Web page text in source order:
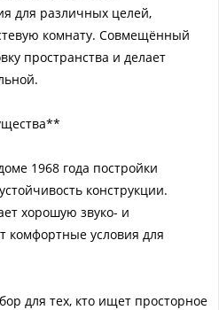
для различных целей,
комнату. Совмещённый
пространства и делает
1968 года постройки
конструкции.
хорошую звуко- и
комфортные условия для
для тех, кто ищет просторное